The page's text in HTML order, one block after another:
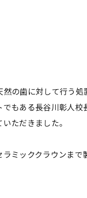
の歯に対して行う
もある長谷川彰人
ただきました。
ミッククラウンまで